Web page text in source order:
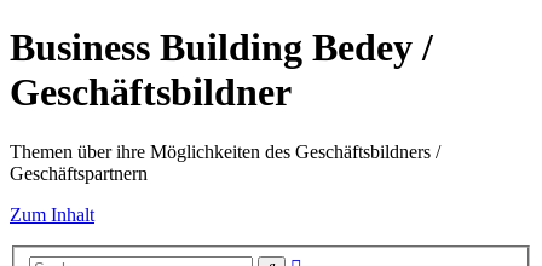
Business Building Bedey /
Geschäftsbildner
Themen über ihre Möglichkeiten des Geschäftsbildners /
Geschäftspartnern
Zum Inhalt